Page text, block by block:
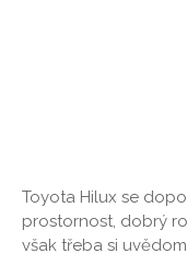
Toyota Hilux se
prostornost, dobrý
však třeba si